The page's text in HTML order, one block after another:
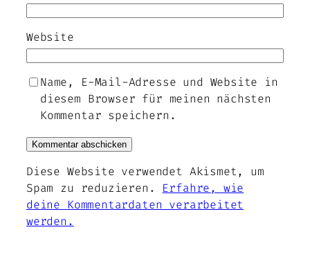
Website
Name, E-Mail-Adresse und Website in
diesem Browser für meinen nächsten
Kommentar speichern.
Diese Website verwendet Akismet, um
Spam zu reduzieren. Erfahre, wie
deine Kommentardaten verarbeitet
werden.